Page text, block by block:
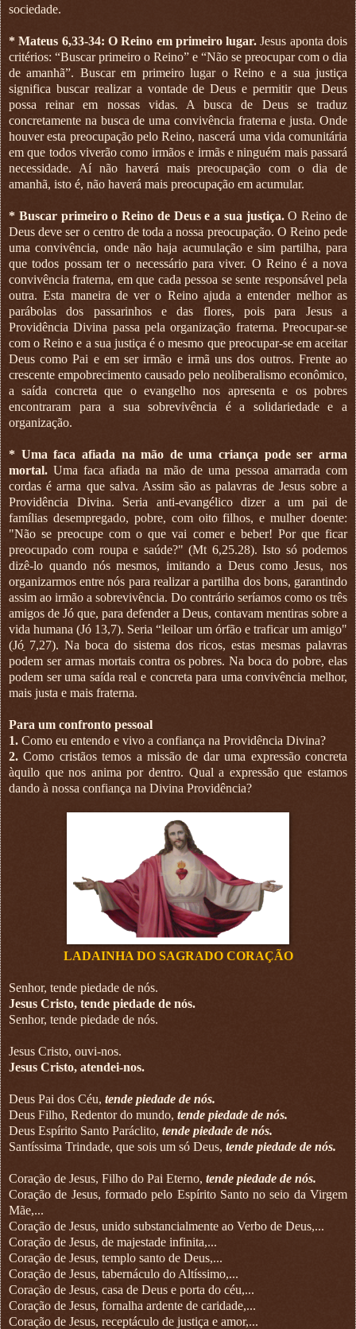
sociedade.
* Mateus 6,33-34: O Reino em primeiro lugar.Jesus aponta dois
critérios: “Buscar primeiro o Reino” e “Não se preocupar com o dia
de amanhã”. Buscar em primeiro lugar o Reino e a sua justiça
significa buscar realizar a vontade de Deus e permitir que Deus
possa reinar em nossas vidas. A busca de Deus se traduz
concretamente na busca de uma convivência fraterna e justa. Onde
houver esta preocupação pelo Reino, nascerá uma vida comunitária
em que todos viverão como irmãos e irmãs e ninguém mais passará
necessidade. Aí não haverá mais preocupação com o dia de
amanhã, isto é, não haverá mais preocupação em acumular.
* Buscar primeiro o Reino de Deus e a sua justiça.O Reino de
Deus deve ser o centro de toda a nossa preocupação. O Reino pede
uma convivência, onde não haja acumulação e sim partilha, para
que todos possam ter o necessário para viver. O Reino é a nova
convivência fraterna, em que cada pessoa se sente responsável pela
outra. Esta maneira de ver o Reino ajuda a entender melhor as
parábolas dos passarinhos e das flores, pois para Jesus a
Providência Divina passa pela organização fraterna. Preocupar-se
com o Reino e a sua justiça é o mesmo que preocupar-se em aceitar
Deus como Pai e em ser irmão e irmã uns dos outros. Frente ao
crescente empobrecimento causado pelo neoliberalismo econômico,
a saída concreta que o evangelho nos apresenta e os pobres
encontraram para a sua sobrevivência é a solidariedade e a
organização.
* Uma faca afiada na mão de uma criança pode ser arma
mortal. Uma faca afiada na mão de uma pessoa amarrada com
cordas é arma que salva. Assim são as palavras de Jesus sobre a
Providência Divina. Seria anti-evangélico dizer a um pai de
famílias desempregado, pobre, com oito filhos, e mulher doente:
"Não se preocupe com o que vai comer e beber! Por que ficar
preocupado com roupa e saúde?" (Mt 6,25.28). Isto só podemos
dizê-lo quando nós mesmos, imitando a Deus como Jesus, nos
organizarmos entre nós para realizar a partilha dos bons, garantindo
assim ao irmão a sobrevivência. Do contrário seríamos como os três
amigos de Jó que, para defender a Deus, contavam mentiras sobre a
vida humana (Jó 13,7). Seria “leiloar um órfão e traficar um amigo"
(Jóַ 7,27). Na boca do sistema dos ricos, estas mesmas palavras
podem ser armas mortais contra os pobres. Na boca do pobre, elas
podem ser uma saída real e concreta para uma convivência melhor,
mais justa e mais fraterna.
Para um confronto pessoal
1. Como eu entendo e vivo a confiança na Providência Divina?
2. Como cristãos temos a missão de dar uma expressão concreta
àquilo que nos anima por dentro. Qual a expressão que estamos
dando à nossa confiança na Divina Providência?
LADAINHA DO SAGRADO CORAÇÃO
Senhor, tende piedade de nós.
Jesus Cristo, tende piedade de nós.
Senhor, tende piedade de nós.
Jesus Cristo, ouvi-nos.
Jesus Cristo, atendei-nos.
Deus Pai dos Céu, tende piedade de nós.
Deus Filho, Redentor do mundo, tende piedade de nós.
Deus Espírito Santo Paráclito, tende piedade de nós.
Santíssima Trindade, que sois um só Deus, tende piedade de nós.
Coração de Jesus, Filho do Pai Eterno, tende piedade de nós.
Coração de Jesus, formado pelo Espírito Santo no seio da Virgem
Mãe,...
Coração de Jesus, unido substancialmente ao Verbo de Deus,...
Coração de Jesus, de majestade infinita,...
Coração de Jesus, templo santo de Deus,...
Coração de Jesus, tabernáculo do Altíssimo,...
Coração de Jesus, casa de Deus e porta do céu,...
Coração de Jesus, fornalha ardente de caridade,...
Coração de Jesus, receptáculo de justiça e amor,...